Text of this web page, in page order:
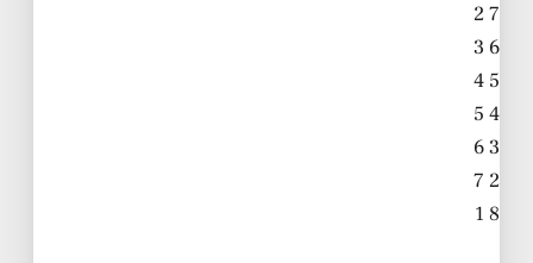
7 2
6 3
5 4
4 5
3 6
2 7
1 8